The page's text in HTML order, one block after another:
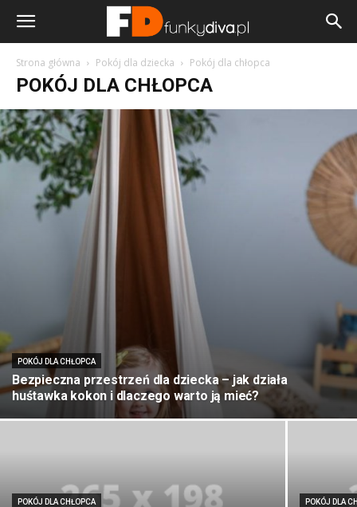
Strona główna Pokój dla dziecka Pokój dla chłopca
POKÓJ DLA CHŁOPCA
POKÓJ DLA CHŁOPCA
Bezpieczna przestrzeń dla dziecka – jak działa
huśtawka kokon i dlaczego warto ją mieć?
POKÓJ DLA CHŁOPCA POKÓJ DLA